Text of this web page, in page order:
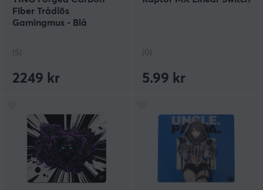
Fiber Trådlös
Gamingmus - Blå
(5)
2249 kr
(0)
5.99 kr